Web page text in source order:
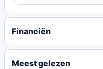
Financiën
Meest gelezen